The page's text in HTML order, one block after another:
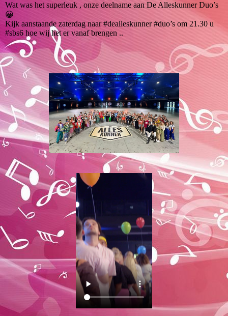
Wat was het superleuk , onze deelname aan De Alleskunner Duo’s
😀
Kijk aanstaande zaterdag naar #dealleskunner #duo’s om 21.30 u
#sbs6 hoe wij het er vanaf brengen ..